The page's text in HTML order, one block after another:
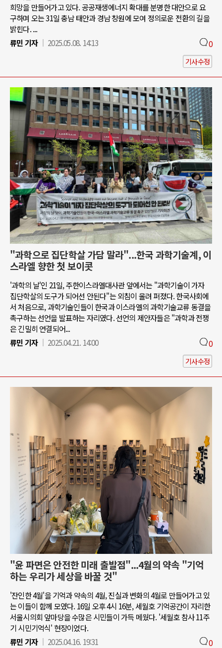
희망을 만들어가고 있다. 공공재생에너지 확대를 분명한 대안으로 요
구하며 오는 31일 충남 태안과 경남 창원에 모여 정의로운 전환의 길을
밝힌다. ...
류민 기자
2025.05.08. 14:13 0
기사수정
"과학으로 집단학살 가담 말라"...한국 과학기술계, 이
스라엘 향한 첫 보이콧
'과학의 날'인 21일, 주한이스라엘대사관 앞에서는 "과학기술이 가자
집단학살의 도구가 되어선 안된다"는 외침이 울려 퍼졌다. 한국사회에
서 처음으로, 과학기술인들이 한국과 이스라엘의 과학기술교류 동결을
촉구하는 선언을 발표하는 자리였다. 선언의 제안자들은 "과학과 전쟁
은 긴밀히 연결되어...
류민 기자
2025.04.21. 14:00 0
기사수정
"윤 파면은 안전한 미래 출발점"...4월의 약속 "기억
하는 우리가 세상을 바꿀 것"
'잔인한 4월'을 기억과 약속의 4월, 진실과 변화의 4월로 만들어가고 있
는 이들이 함께 모였다. 16일 오후 4시 16분, 세월호 기억공간이 자리한
서울시의회 앞마당을 수많은 시민들이 가득 메웠다. '세월호 참사 11주
기 시민기억식' 현장이었다.
류민 기자
2025.04.16. 19:31 0